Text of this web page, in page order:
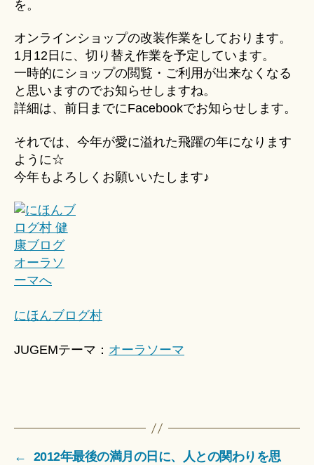
を。
オンラインショップの改装作業をしております。
1月12日に、切り替え作業を予定しています。
一時的にショップの閲覧・ご利用が出来なくなる
と思いますのでお知らせしますね。
詳細は、前日までにFacebookでお知らせします。
それでは、今年が愛に溢れた飛躍の年になります
ように☆
今年もよろしくお願いいたします♪
にほんブログ村
JUGEMテーマ： オーラソーマ
←
2012年最後の満月の日に、人との関わりを思